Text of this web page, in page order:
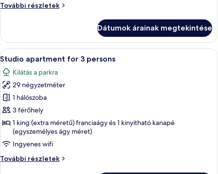
2
További részletek
Studio
persons
további
részletei
Dátumok árainak megtekintése
A
következő
szoba
összes
képének
megtekintése:
Studio
apartment
for
3
persons
Egy modern nappali, melyben
7
Studio apartment for 3 persons
Kilátás a parkra
29 négyzetméter
1 hálószoba
3 férőhely
1 king (extra méretű) franciaágy és 1 kinyitható kanapé
(egyszemélyes ágy méret)
Ingyenes wifi
További részletek
Studio